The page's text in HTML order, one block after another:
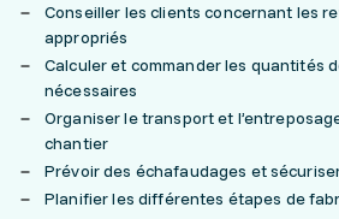
Conseiller les clients concernant les
appropriés
Calculer et commander les quantités
nécessaires
Organiser le transport et
chantier
Prévoir des échafaudages et
Planifier les différentes étapes de